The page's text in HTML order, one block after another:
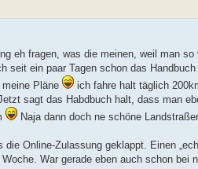
eh fragen, was die meinen, weil man
seit ein paar Tagen schon das
Pläne
ich fahre halt täglich
sagt das Habdbuch halt, dass man
Naja dann doch ne schöne
Online-Zulassung geklappt. Einen
War gerade eben auch schon bei